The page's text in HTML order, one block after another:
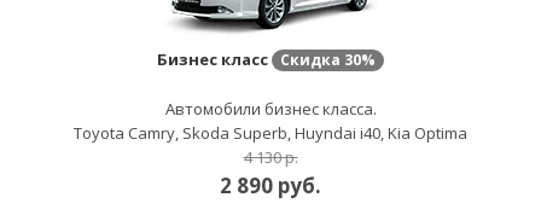
Бизнес класс Скидка 30%
Автомобили бизнес класса.
Toyota Camry, Skoda Superb, Huyndai i40, Kia Optima
4 130 р.
2 890 руб.